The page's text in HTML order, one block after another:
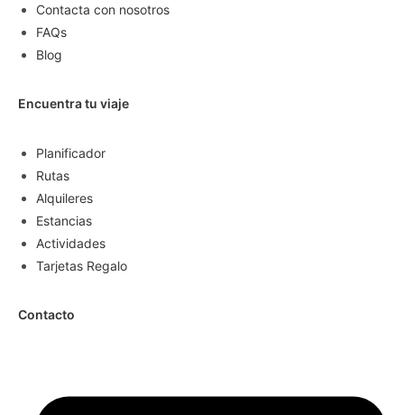
Contacta con nosotros
FAQs
Blog
Encuentra tu viaje
Planificador
Rutas
Alquileres
Estancias
Actividades
Tarjetas Regalo
Contacto